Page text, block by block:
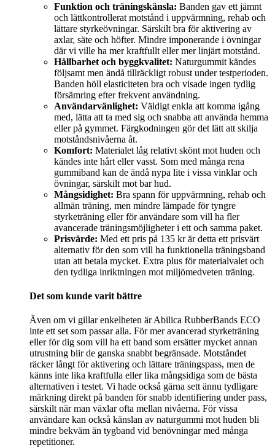
Funktion och träningskänsla: Banden gav ett jämnt
och lättkontrollerat motstånd i uppvärmning, rehab och
lättare styrkeövningar. Särskilt bra för aktivering av
axlar, säte och höfter. Mindre imponerande i övningar
där vi ville ha mer kraftfullt eller mer linjärt motstånd.
Hållbarhet och byggkvalitet: Naturgummit kändes
följsamt men ändå tillräckligt robust under testperioden.
Banden höll elasticiteten bra och visade ingen tydlig
försämring efter frekvent användning.
Användarvänlighet: Väldigt enkla att komma igång
med, lätta att ta med sig och snabba att använda hemma
eller på gymmet. Färgkodningen gör det lätt att skilja
motståndsnivåerna åt.
Komfort: Materialet låg relativt skönt mot huden och
kändes inte hårt eller vasst. Som med många rena
gummiband kan de ändå nypa lite i vissa vinklar och
övningar, särskilt mot bar hud.
Mångsidighet: Bra spann för uppvärmning, rehab och
allmän träning, men mindre lämpade för tyngre
styrketräning eller för användare som vill ha fler
avancerade träningsmöjligheter i ett och samma paket.
Prisvärde: Med ett pris på 135 kr är detta ett prisvärt
alternativ för den som vill ha funktionella träningsband
utan att betala mycket. Extra plus för materialvalet och
den tydliga inriktningen mot miljömedveten träning.
Det som kunde varit bättre
Även om vi gillar enkelheten är Abilica RubberBands ECO
inte ett set som passar alla. För mer avancerad styrketräning
eller för dig som vill ha ett band som ersätter mycket annan
utrustning blir de ganska snabbt begränsade. Motståndet
räcker långt för aktivering och lättare träningspass, men de
känns inte lika kraftfulla eller lika mångsidiga som de bästa
alternativen i testet. Vi hade också gärna sett ännu tydligare
märkning direkt på banden för snabb identifiering under pass,
särskilt när man växlar ofta mellan nivåerna. För vissa
användare kan också känslan av naturgummi mot huden bli
mindre bekväm än tygband vid benövningar med många
repetitioner.